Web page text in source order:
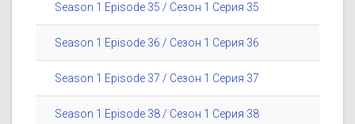
Season 1 Episode 35 / Сезон 1 Серия 35
Season 1 Episode 36 / Сезон 1 Серия 36
Season 1 Episode 37 / Сезон 1 Серия 37
Season 1 Episode 38 / Сезон 1 Серия 38